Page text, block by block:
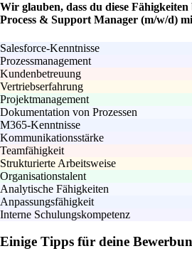
Wir glauben, dass du diese
Process & Support Manager (m/w/d)
Salesforce-Kenntnisse
Prozessmanagement
Kundenbetreuung
Vertriebserfahrung
Projektmanagement
Dokumentation von Prozessen
M365-Kenntnisse
Kommunikationsstärke
Teamfähigkeit
Strukturierte Arbeitsweise
Organisationstalent
Analytische Fähigkeiten
Anpassungsfähigkeit
Interne Schulungskompetenz
Einige Tipps für deine